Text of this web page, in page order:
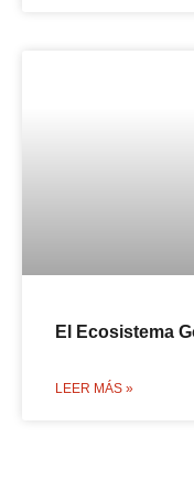
El Ecosistema
LEER MÁS »